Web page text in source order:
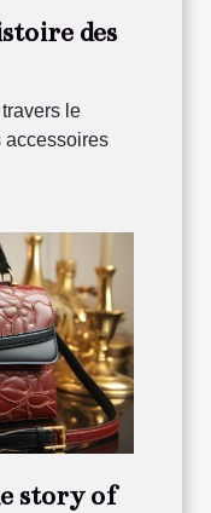
des
le
accessoires
story of